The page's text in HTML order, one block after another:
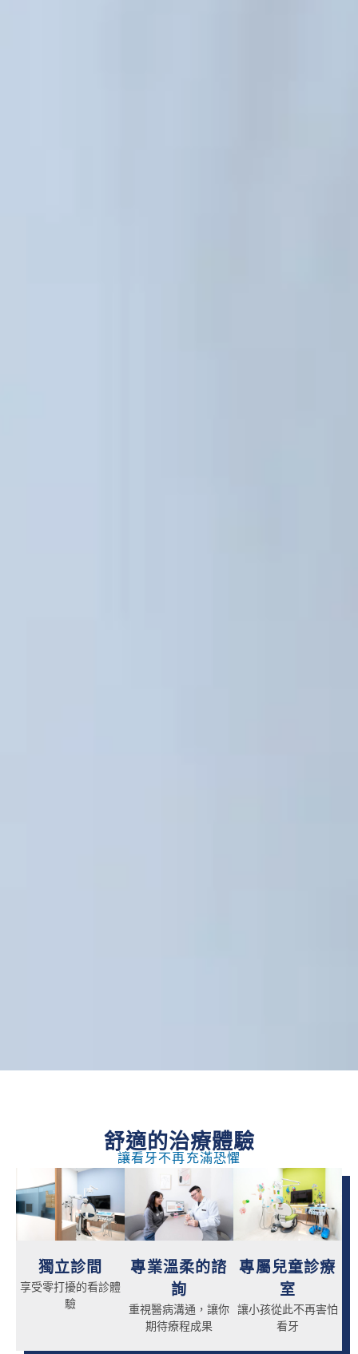
舒適的治療體驗
讓看牙不再充滿恐懼
獨立診間
享受零打擾的看診體
驗
專業溫柔的諮
詢
重視醫病溝通，讓你
期待療程成果
專屬兒童診療
室
讓小孩從此不再害怕
看牙